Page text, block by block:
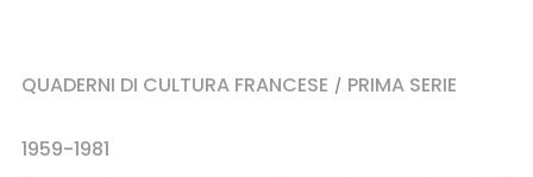
QUADERNI DI CULTURA FRANCESE / PRIMA SERIE
1959-1981